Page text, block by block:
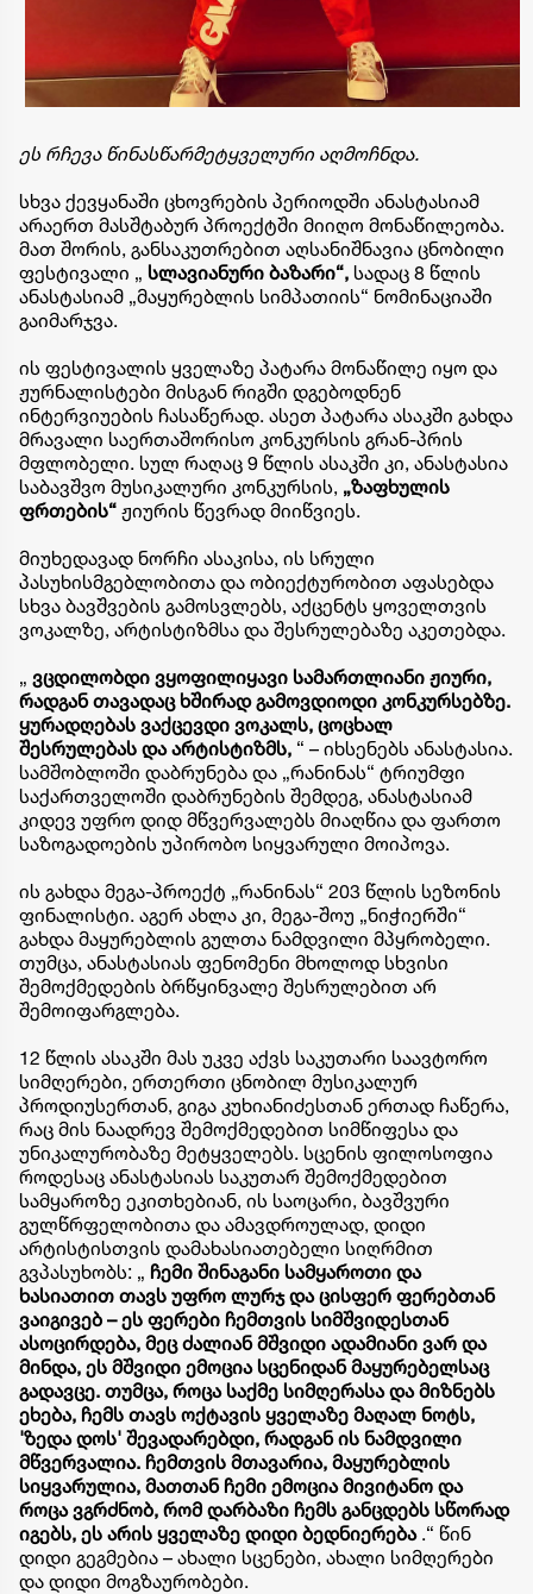
​ეს რჩევა წინასწარმეტყველური აღმოჩნდა.
სხვა ქევყანაში ცხოვრების პერიოდში ანასტასიამ
არაერთ მასშტაბურ პროექტში მიიღო მონაწილეობა.
მათ შორის, განსაკუთრებით აღსანიშნავია ცნობილი
ფესტივალი „ სლავიანური ბაზარი“, სადაც 8 წლის
ანასტასიამ „მაყურებლის სიმპათიის“ ნომინაციაში
გაიმარჯვა.
ის ფესტივალის ყველაზე პატარა მონაწილე იყო და
ჟურნალისტები მისგან რიგში დგებოდნენ
ინტერვიუების ჩასაწერად. ასეთ პატარა ასაკში გახდა
მრავალი საერთაშორისო კონკურსის გრან-პრის
მფლობელი. ​სულ რაღაც 9 წლის ასაკში კი, ანასტასია
საბავშვო მუსიკალური კონკურსის, „ზაფხულის
ფრთების“ ჟიურის წევრად მიიწვიეს.
მიუხედავად ნორჩი ასაკისა, ის სრული
პასუხისმგებლობითა და ობიექტურობით აფასებდა
სხვა ბავშვების გამოსვლებს, აქცენტს ყოველთვის
ვოკალზე, არტისტიზმსა და შესრულებაზე აკეთებდა.
​„ ვცდილობდი ვყოფილიყავი სამართლიანი ჟიური,
რადგან თავადაც ხშირად გამოვდიოდი კონკურსებზე.
ყურადღებას ვაქცევდი ვოკალს, ცოცხალ
შესრულებას და არტისტიზმს, “ – იხსენებს ანასტასია.
​სამშობლოში დაბრუნება და „რანინას“ ტრიუმფი ​
საქართველოში დაბრუნების შემდეგ, ანასტასიამ
კიდევ უფრო დიდ მწვერვალებს მიაღწია და ფართო
საზოგადოების უპირობო სიყვარული მოიპოვა.
ის გახდა მეგა-პროექტ „რანინას“ 203 წლის სეზონის
ფინალისტი. აგერ ახლა კი, მეგა-შოუ „ნიჭიერში“
გახდა მაყურებლის გულთა ნამდვილი მპყრობელი. ​
თუმცა, ანასტასიას ფენომენი მხოლოდ სხვისი
შემოქმედების ბრწყინვალე შესრულებით არ
შემოიფარგლება.
12 წლის ასაკში მას უკვე აქვს საკუთარი საავტორო
სიმღერები, ერთერთი ცნობილ მუსიკალურ
პროდიუსერთან, გიგა კუხიანიძესთან ერთად ჩაწერა,
რაც მის ნაადრევ შემოქმედებით სიმწიფესა და
უნიკალურობაზე მეტყველებს. ​სცენის ფილოსოფია ​
როდესაც ანასტასიას საკუთარ შემოქმედებით
სამყაროზე ეკითხებიან, ის საოცარი, ბავშვური
გულწრფელობითა და ამავდროულად, დიდი
არტისტისთვის დამახასიათებელი სიღრმით
გვპასუხობს: ​„ ჩემი შინაგანი სამყაროთი და
ხასიათით თავს უფრო ლურჯ და ცისფერ ფერებთან
ვაიგივებ – ეს ფერები ჩემთვის სიმშვიდესთან
ასოცირდება, მეც ძალიან მშვიდი ადამიანი ვარ და
მინდა, ეს მშვიდი ემოცია სცენიდან მაყურებელსაც
გადავცე. თუმცა, როცა საქმე სიმღერასა და მიზნებს
ეხება, ჩემს თავს ოქტავის ყველაზე მაღალ ნოტს,
'ზედა დოს' შევადარებდი, რადგან ის ნამდვილი
მწვერვალია. ჩემთვის მთავარია, მაყურებლის
სიყვარულია, მათთან ჩემი ემოცია მივიტანო და
როცა ვგრძნობ, რომ დარბაზი ჩემს განცდებს სწორად
იგებს, ეს არის ყველაზე დიდი ბედნიერება.“ ​წინ
დიდი გეგმებია – ახალი სცენები, ახალი სიმღერები
და დიდი მოგზაურობები.